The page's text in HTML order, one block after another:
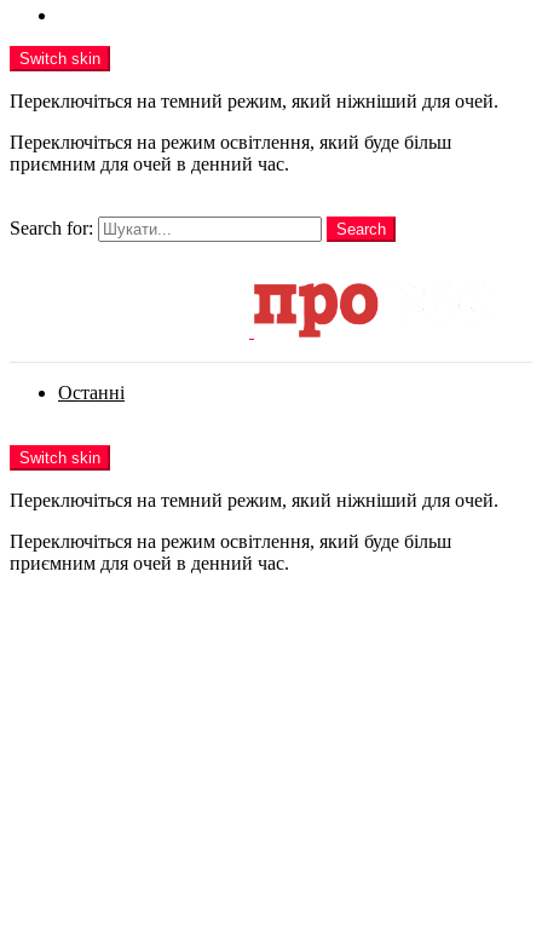
Switch skin
Переключіться на темний режим, який ніжніший для очей.
Переключіться на режим освітлення, який буде більш
приємним для очей в денний час.
Search for:
Search
Останні
Switch skin
Переключіться на темний режим, який ніжніший для очей.
Переключіться на режим освітлення, який буде більш
приємним для очей в денний час.